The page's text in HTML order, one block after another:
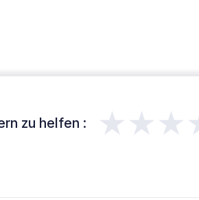
zu helfen :